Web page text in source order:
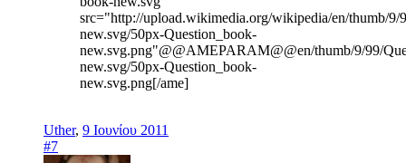
src="http://upload.wikimedia.org/wikipedia/en/thumb/9/
new.svg/50px-Question_book-
new.svg.png"@@AMEPARAM@@en/thumb/9/99/
new.svg/50px-Question_book-
new.svg.png[/ame]
Uther, 9 Ιουνίου 2011
#7